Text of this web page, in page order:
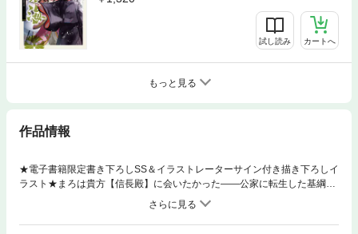
試し読み カートへ
もっと見る
作品情報
★電子書籍限定書き下ろしSS＆イラストレーターサイン付き描き下ろしイ
ラスト★まろは貴方【信長殿】に会いたかった――公家に転生した基綱が
信長と共に天下を目指す！シリーズ累計２５万部突破！（電子書籍を含
む）大人気戦国サバイバル「淡海乃海 水面が揺れる時」の外伝始動！コ
ミカライズ企画も進行中！【あらすじ】1550年。足利将軍家が三好家に追